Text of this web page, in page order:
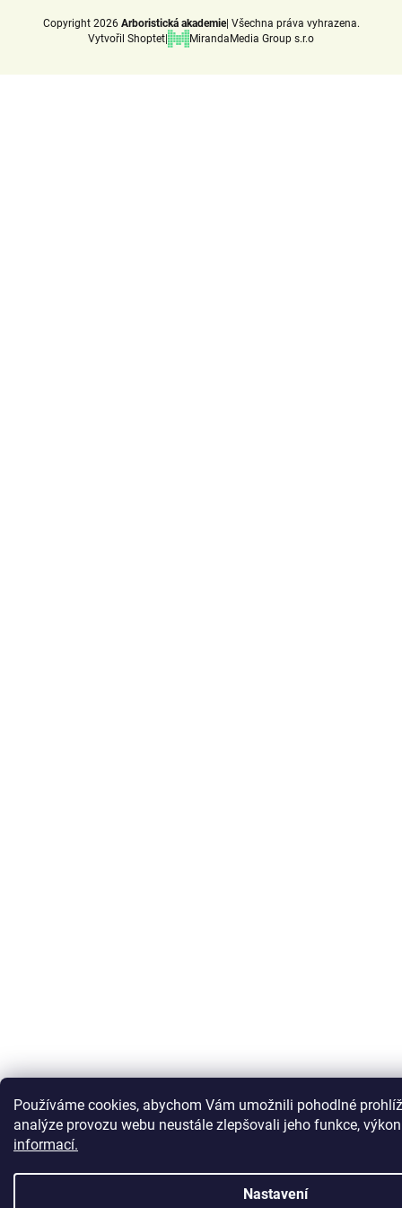
Používáme cookies, abychom Vám umožnili pohodlné
analýze provozu webu neustále zlepšovali jeho funkce,
informací.
Nastavení
Vytvořil Shoptet MirandaMedia Group s.r.o
Copyright 2026 Arboristická akademie Všechna práva vyhrazena.